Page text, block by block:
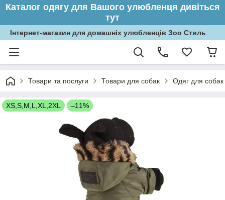
Каталог одягу для Вашого улюбленця дивіться
тут
Інтернет-магазин для домашніх улюбленців Зоо Стиль
Товари та послуги Товари для собак Одяг для собак
XS,S,M,L,XL,2XL –11%